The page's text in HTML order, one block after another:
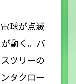
球が点滅
動く。バ
ツリーの
タクロー